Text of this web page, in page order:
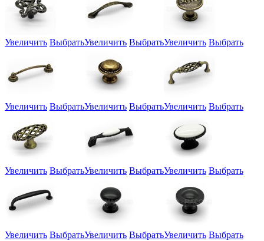
Увеличить ВыбратьУвеличить ВыбратьУвеличить Выбрать
Увеличить ВыбратьУвеличить ВыбратьУвеличить Выбрать
Увеличить ВыбратьУвеличить ВыбратьУвеличить Выбрать
Увеличить ВыбратьУвеличить ВыбратьУвеличить Выбрать